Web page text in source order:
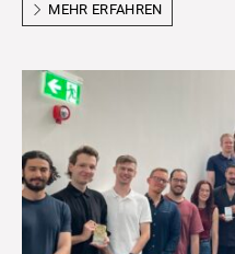
MEHR ERFAHREN